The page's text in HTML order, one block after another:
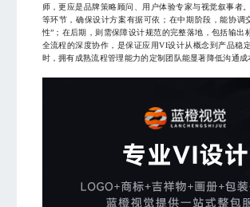
师，更应是品牌策略顾问、用户体验专家与视觉叙事者
等环节，确保设计方案有据可依；在中期阶段，能协
性”；在后期，则需保障设计规范的完整落地，包括输
全流程的深度协作，是保证应用VI设计从概念到产品稳
时，拥有成熟流程管理能力的定制团队能显著降低沟通